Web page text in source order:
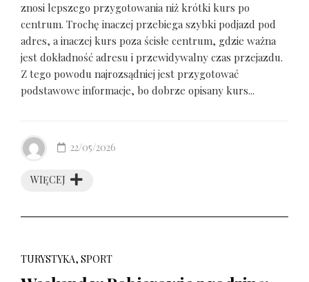
znosi lepszego przygotowania niż krótki kurs po
centrum. Trochę inaczej przebiega szybki podjazd pod
adres, a inaczej kurs poza ścisłe centrum, gdzie ważna
jest dokładność adresu i przewidywalny czas przejazdu.
Z tego powodu najrozsądniej jest przygotować
podstawowe informacje, bo dobrze opisany kurs...
WIĘCEJ
22/05/2026
TURYSTYKA, SPORT